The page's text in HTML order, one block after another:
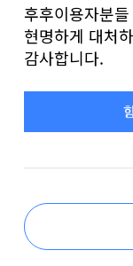
후후이용자분
현명하게 대처
감사합니다.